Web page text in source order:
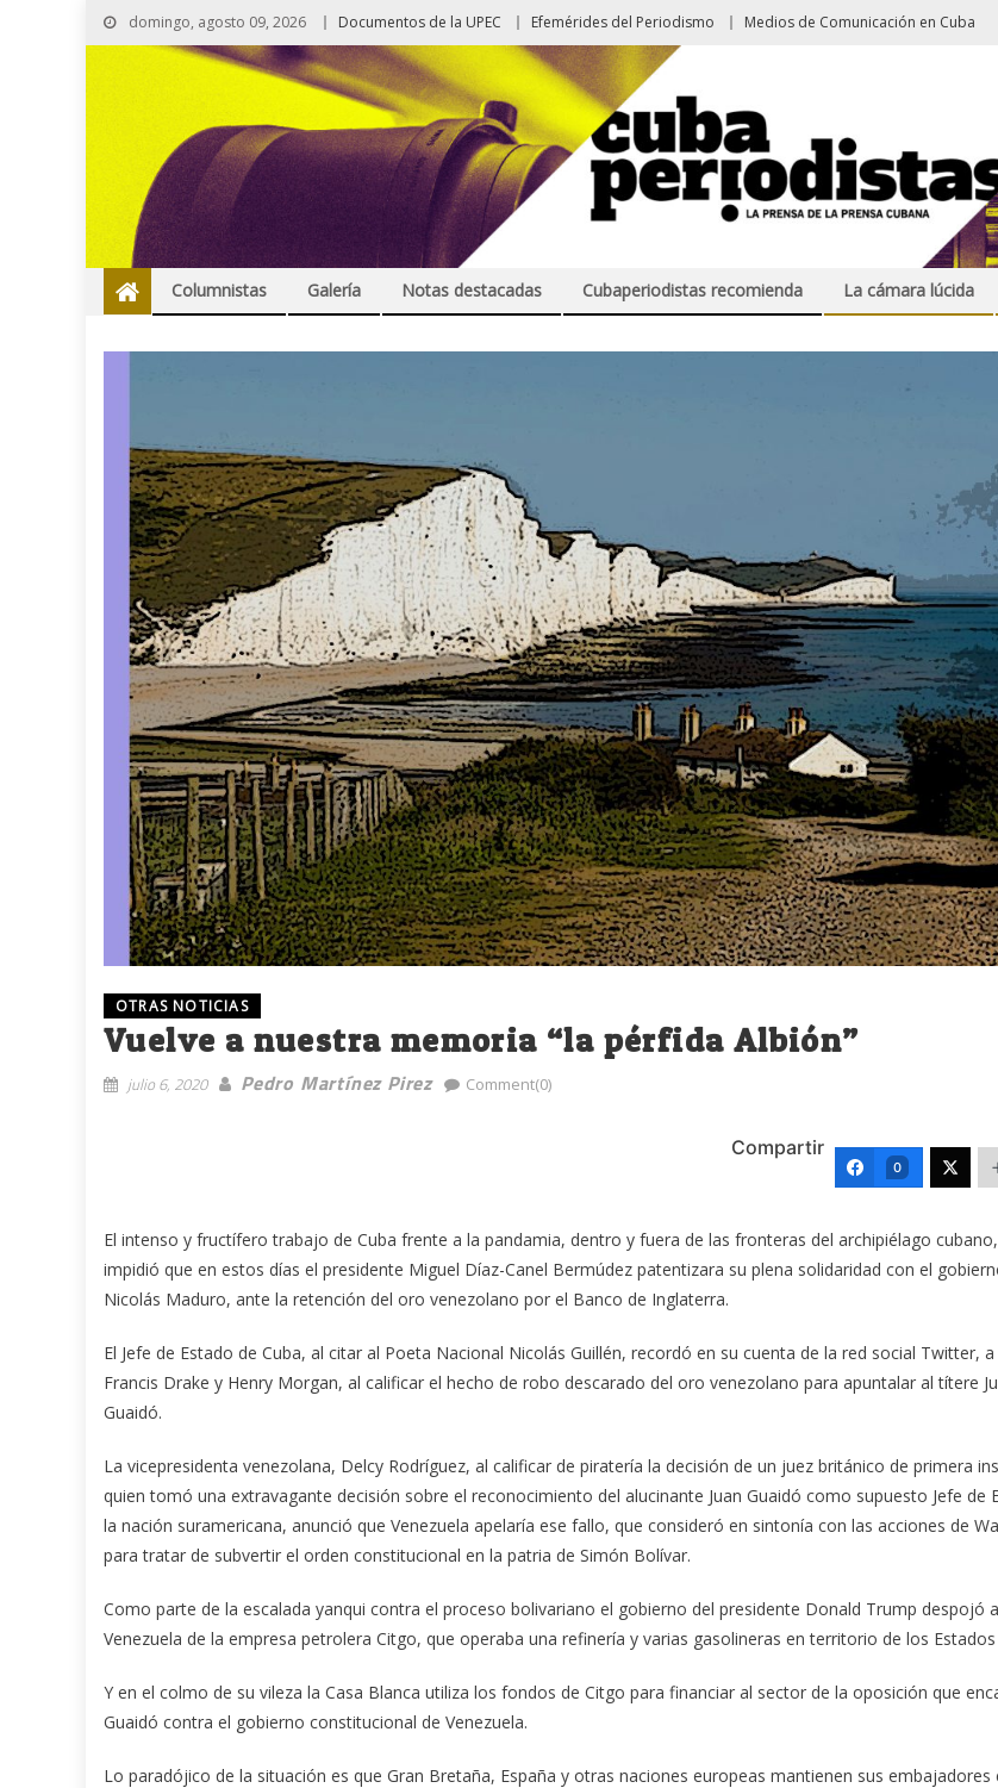
domingo, agosto 09, 2026 Documentos de la UPEC Efemérides del Periodismo Medios de Comunicación en Cuba
Columnistas Galería Notas destacadas Cubaperiodistas recomienda La cámara lúcida
OTRAS NOTICIAS
Vuelve a nuestra memoria “la pérfida Albión”
julio 6, 2020 Pedro Martínez Pirez Comment(0)
Compartir
0
El intenso y fructífero trabajo de Cuba frente a la pandamia, dentro y fuera de las fronteras del archipiélago
impidió que en estos días el presidente Miguel Díaz-Canel Bermúdez patentizara su plena solidaridad con el
Nicolás Maduro, ante la retención del oro venezolano por el Banco de Inglaterra.
El Jefe de Estado de Cuba, al citar al Poeta Nacional Nicolás Guillén, recordó en su cuenta de la red social Twitter,
Francis Drake y Henry Morgan, al calificar el hecho de robo descarado del oro venezolano para apuntalar al títere
Guaidó.
La vicepresidenta venezolana, Delcy Rodríguez, al calificar de piratería la decisión de un juez británico de primera
quien tomó una extravagante decisión sobre el reconocimiento del alucinante Juan Guaidó como supuesto Jefe de
la nación suramericana, anunció que Venezuela apelaría ese fallo, que consideró en sintonía con las acciones de
para tratar de subvertir el orden constitucional en la patria de Simón Bolívar.
Como parte de la escalada yanqui contra el proceso bolivariano el gobierno del presidente Donald Trump despojó a
Venezuela de la empresa petrolera Citgo, que operaba una refinería y varias gasolineras en territorio de los Estados
Y en el colmo de su vileza la Casa Blanca utiliza los fondos de Citgo para financiar al sector de la oposición que
Guaidó contra el gobierno constitucional de Venezuela.
Lo paradójico de la situación es que Gran Bretaña, España y otras naciones europeas mantienen sus embajadores